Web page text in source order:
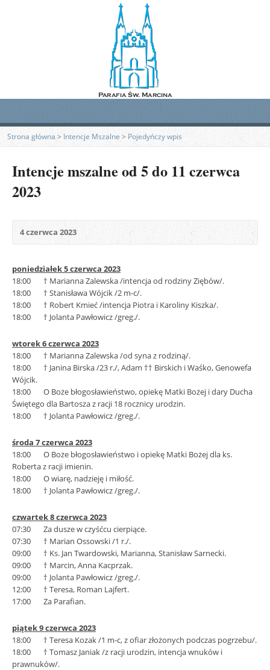
Strona główna> Intencje Mszalne> Pojedyńczy wpis
Intencje mszalne od 5 do 11 czerwca
2023
4 czerwca 2023
poniedziałek 5 czerwca 2023
18:00 † Marianna Zalewska /intencja od rodziny Ziębów/.
18:00 † Stanisława Wójcik /2 m-c/.
18:00 † Robert Kmieć /intencja Piotra i Karoliny Kiszka/.
18:00 † Jolanta Pawłowicz /greg./.
wtorek 6 czerwca 2023
18:00 † Marianna Zalewska /od syna z rodziną/.
18:00 † Janina Birska /23 r./, Adam †† Birskich i Waśko, Genowefa
Wójcik.
18:00 O Boże błogosławieństwo, opiekę Matki Bożej i dary Ducha
Świętego dla Bartosza z racji 18 rocznicy urodzin.
18:00 † Jolanta Pawłowicz /greg./.
środa 7 czerwca 2023
18:00 O Boże błogosławieństwo i opiekę Matki Bożej dla ks.
Roberta z racji imienin.
18:00 O wiarę, nadzieję i miłość.
18:00 † Jolanta Pawłowicz /greg./.
czwartek 8 czerwca 2023
07:30 Za dusze w czyśćcu cierpiące.
07:30 † Marian Ossowski /1 r./.
09:00 † Ks. Jan Twardowski, Marianna, Stanisław Sarnecki.
09:00 † Marcin, Anna Kacprzak.
09:00 † Jolanta Pawłowicz /greg./.
12:00 † Teresa, Roman Lajfert.
17:00 Za Parafian.
piątek 9 czerwca 2023
18:00 † Teresa Kozak /1 m-c, z ofiar złożonych podczas pogrzebu/.
18:00 † Tomasz Janiak /z racji urodzin, intencja wnuków i
prawnuków/.